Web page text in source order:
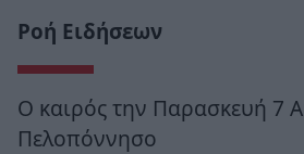
Ροή Ειδήσεων
Ο καιρός την Παρασκευή 7
Πελοπόννησο